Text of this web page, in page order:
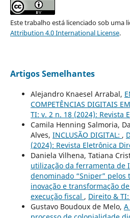
Este trabalho está licenciado sob uma
Attribution 4.0 International License.
Artigos Semelhantes
Alejandro Knaesel Arrabal,
COMPETÊNCIAS DIGITAIS
TI: v. 2 n. 18 (2024): Revista
Camila Henning Salmoria,
Alves, INCLUSÃO DIGITAL: ,
(2024): Revista Eletrônica
Daniela Vilhena, Tatiana
utilização da ferramenta de
denominado “Sniper”
inovação e transformação
execução fiscal , Direito &
Gustavo Boudoux de Melo,